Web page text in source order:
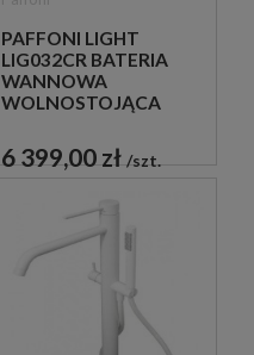
PAFFONI LIGHT
LIG032CR BATERIA
WANNOWA
WOLNOSTOJĄCA
6 399,00 zł szt.